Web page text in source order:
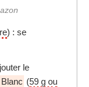
) : se
le
(59 g ou